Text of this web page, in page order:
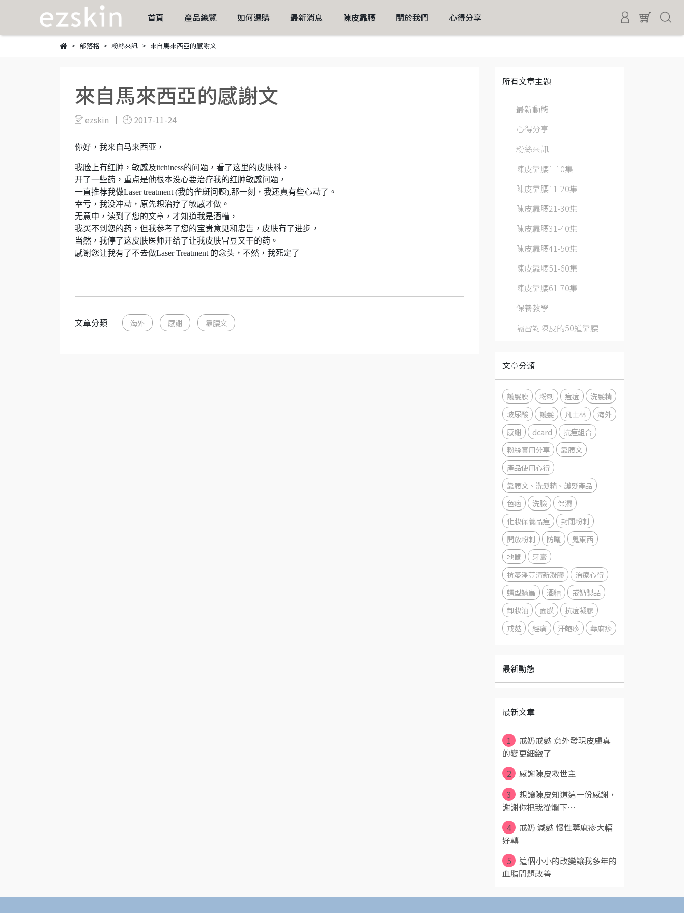
首頁 產品總覽 如何選購 最新消息 陳皮靠腰 關於我們 心得分享
部落格 粉絲來訊 來自馬來西亞的感謝文
來自馬來西亞的感謝文
ezskin 2017-11-24
你好，我来自马来西亚，
我脸上有红肿，敏感及itchiness的问题，看了这里的皮肤科，
开了一些药，重点是他根本没心要治疗我的红肿敏感问题，
一直推荐我做Laser treatment (我的雀斑问题),那一刻，我还真有些心动了。
幸亏，我没冲动，原先想治疗了敏感才做。
无意中，读到了您的文章，才知道我是酒槽，
我买不到您的药，但我参考了您的宝贵意见和忠告，皮肤有了进步，
当然，我停了这皮肤医师开给了让我皮肤冒豆又干的药。
感谢您让我有了不去做Laser Treatment 的念头，不然，我死定了
文章分類 海外 感謝 靠腰文
所有文章主題
最新動態
心得分享
粉絲來訊
陳皮靠腰1-10集
陳皮靠腰11-20集
陳皮靠腰21-30集
陳皮靠腰31-40集
陳皮靠腰41-50集
陳皮靠腰51-60集
陳皮靠腰61-70集
保養教學
隔雷對陳皮的50道靠腰
文章分類
護髮膜 粉刺 痘痘
洗髮精
玻尿酸
護髮 凡士林
海外
感謝
dcard
抗痘組合
粉絲實用分享
靠腰文
產品使用心得
靠腰文、洗髮精、護髮產品
色疤
洗臉
保濕
化妝保養品痘
封閉粉刺
開放粉刺
防曬
鬼東西
地鼠
牙膏
抗蔓淨荳清新凝膠
治療心得
蠕型蟎蟲
酒糟
戒奶製品
卸妝油
面膜
抗痘凝膠
戒麩
經痛 汗皰疹 蕁麻疹
最新動態
最新文章
1
戒奶戒麩 意外發現皮膚真
的變更細緻了
2
感謝陳皮救世主
3
想讓陳皮知道這一份感謝，
謝謝你把我從爛下⋯
4
戒奶 減麩 慢性蕁麻疹大幅
好轉
5
這個小小的改變讓我多年的
血脂問題改善